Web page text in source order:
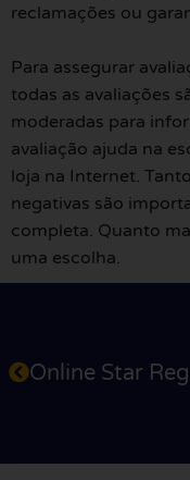
reclamações ou
Para assegurar
todas as avaliações
moderadas para
avaliação ajuda na
loja na Internet.
negativas são
completa. Quanto
uma escolha.
Online Star